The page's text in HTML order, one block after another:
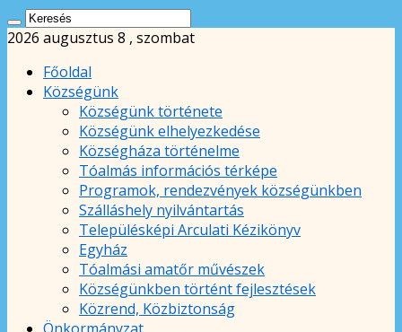
2026 augusztus 8 , szombat
Főoldal
Községünk
Községünk története
Községünk elhelyezkedése
Községháza történelme
Tóalmás információs térképe
Programok, rendezvények községünkben
Szálláshely nyilvántartás
Településképi Arculati Kézikönyv
Egyház
Tóalmási amatőr művészek
Községünkben történt fejlesztések
Közrend, Közbiztonság